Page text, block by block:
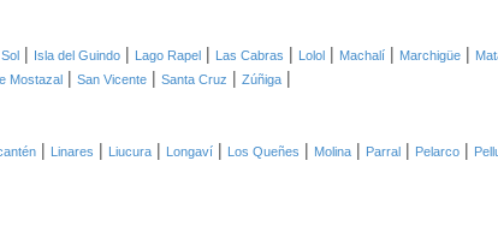
| Isla del Guindo | Lago Rapel | Las Cabras | Lolol | Machalí | Marchigüe |
Mostazal | San Vicente | Santa Cruz | Zúñiga |
| Linares | Liucura | Longaví | Los Queñes | Molina | Parral | Pelarco |